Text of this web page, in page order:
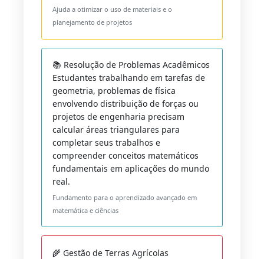
Ajuda a otimizar o uso de materiais e o
planejamento de projetos
📚 Resolução de Problemas Acadêmicos
Estudantes trabalhando em tarefas de
geometria, problemas de física
envolvendo distribuição de forças ou
projetos de engenharia precisam
calcular áreas triangulares para
completar seus trabalhos e
compreender conceitos matemáticos
fundamentais em aplicações do mundo
real.
Fundamento para o aprendizado avançado em
matemática e ciências
🌾 Gestão de Terras Agrícolas